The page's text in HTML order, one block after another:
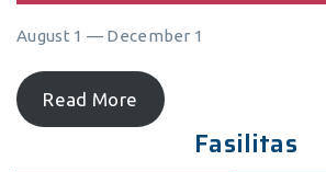
August 1 — December 1
Read More
Fasilitas